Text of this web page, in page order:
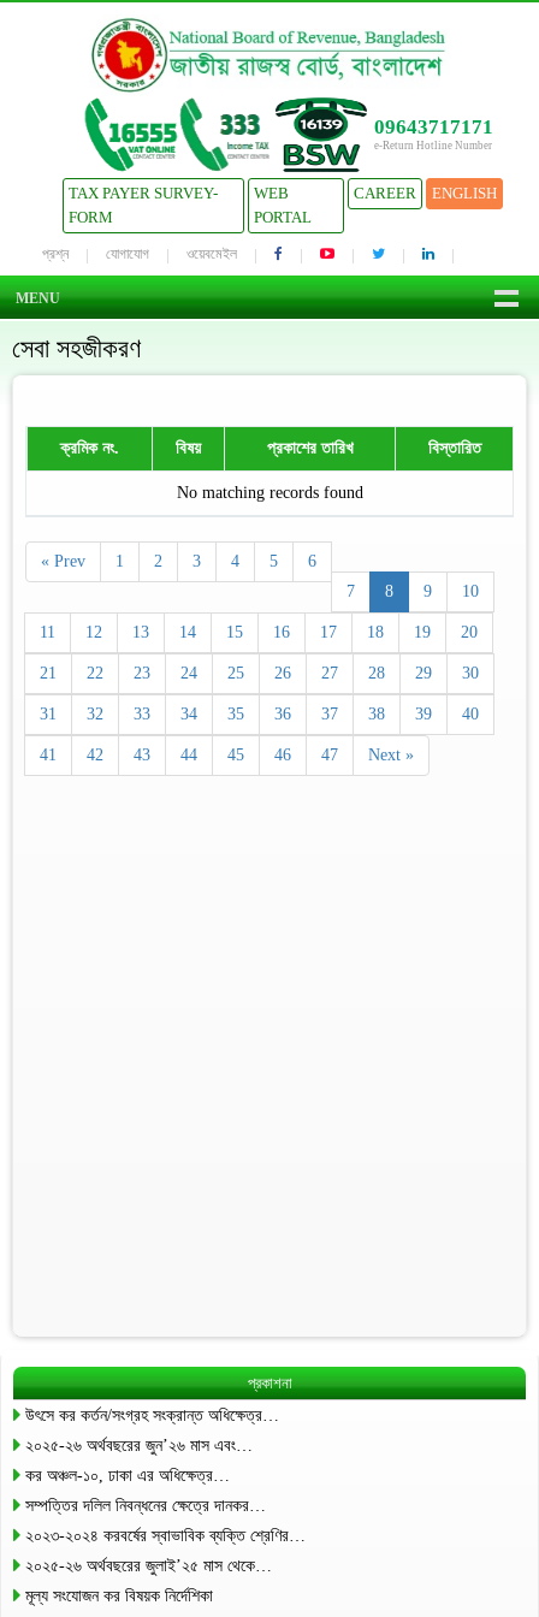
09643717171
e-Return Hotline Number
TAX PAYER SURVEY-
FORM
WEB
PORTAL
CAREER ENGLISH
প্রশ্ন যোগাযোগ ওয়েবমেইল
MENU
সেবা সহজীকরণ
ক্রমিক নং. বিষয় প্রকাশের তারিখ বিস্তারিত
No matching records found
« Prev 1 2 3 4 5
6
7
8 9 10
11 12 13 14 15 16 17 18 19 20
21 22 23 24 25 26 27 28 29 30
31 32 33 34 35 36 37 38 39 40
41 42 43 44 45 46 47 Next »
প্রকাশনা
উৎসে কর কর্তন/সংগ্রহ সংক্রান্ত অধিক্ষেত্র…
২০২৫-২৬ অর্থবছরের জুন’২৬ মাস এবং…
কর অঞ্চল-১০, ঢাকা এর অধিক্ষেত্র…
সম্পত্তির দলিল নিবন্ধনের ক্ষেত্রে দানকর…
২০২৩-২০২৪ করবর্ষের স্বাভাবিক ব্যক্তি শ্রেণির…
২০২৫-২৬ অর্থবছরের জুলাই’২৫ মাস থেকে…
মূল্য সংযোজন কর বিষয়ক নির্দেশিকা